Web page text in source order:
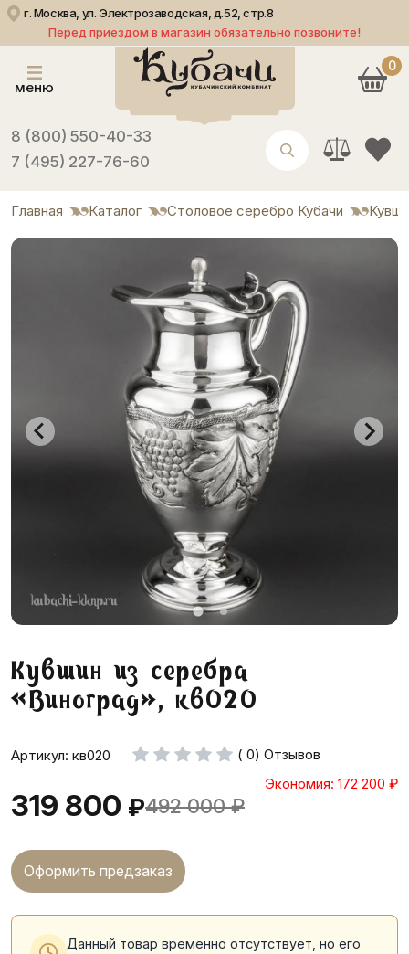
г. Москва, ул. Электрозаводская, д.52, стр.8
Перед приездом в магазин обязательно позвоните!
меню
8 (800) 550-40-33
7 (495) 227-76-60
0
Главная Каталог Столовое серебро Кубачи
Кувшин из серебра
«Виноград», кв020
Артикул: кв020 ( 0) Отзывов
319 800 ₽492 000 ₽
Экономия: 172 200 ₽
Оформить предзаказ
Данный товар временно отсутствует, но его